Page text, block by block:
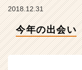
2018.12.31
今年の出会い